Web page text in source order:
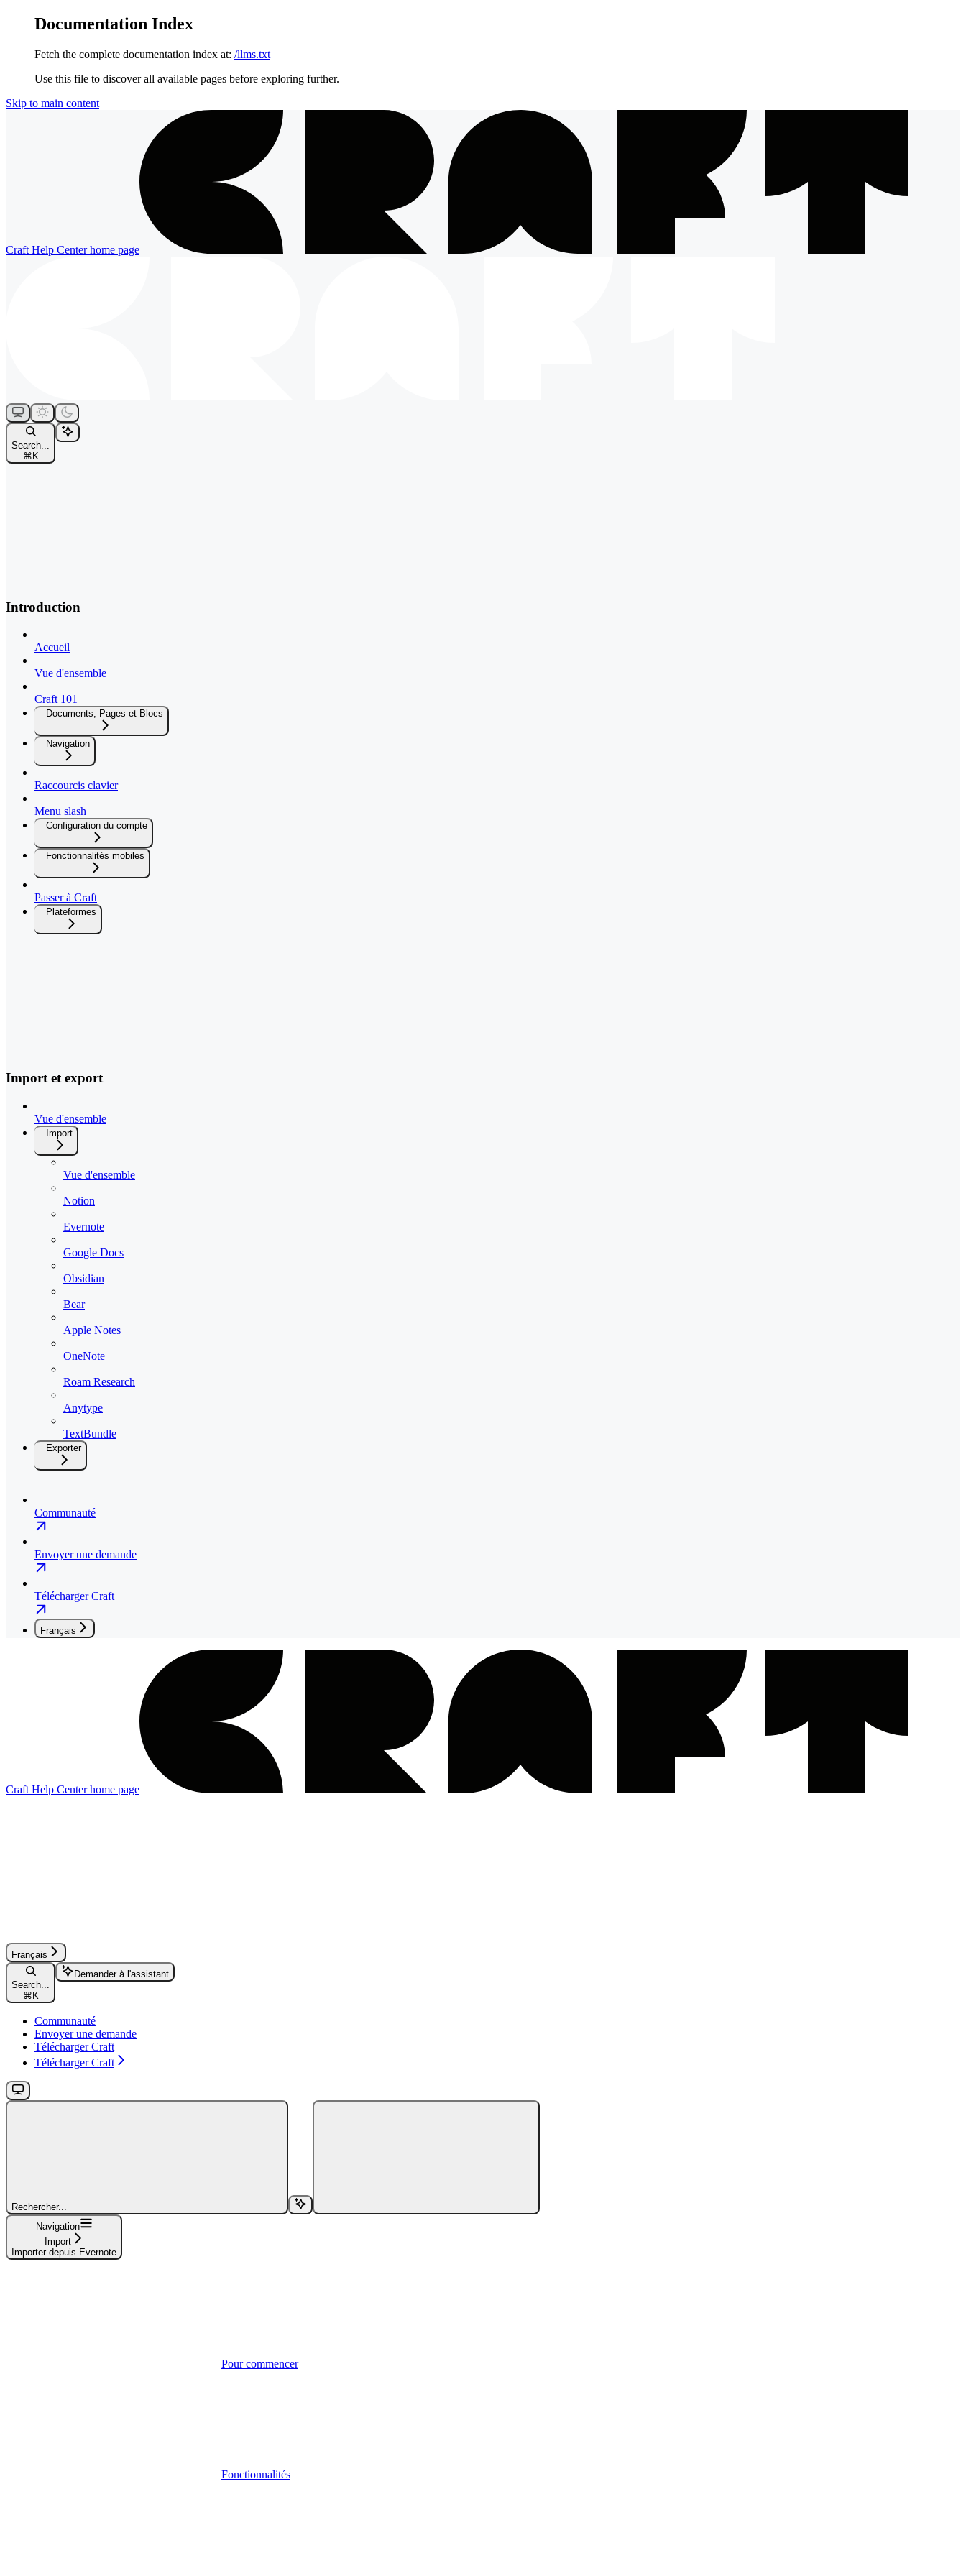
Documentation Index
Fetch the complete documentation index at: /llms.txt
Use this file to discover all available pages before exploring further.
Skip to main content
Craft Help Centerhome page
Search...
⌘ K
Introduction
Accueil
Vue d'ensemble
Craft 101
Documents, Pages et Blocs
Navigation
Raccourcis clavier
Menu slash
Configuration du compte
Fonctionnalités mobiles
Passer à Craft
Plateformes
Import et export
Vue d'ensemble
Import
Vue d'ensemble
Notion
Evernote
Google Docs
Obsidian
Bear
Apple Notes
OneNote
Roam Research
Anytype
TextBundle
Exporter
Communauté
Envoyer une demande
Télécharger Craft
Français
Craft Help Centerhome page
Français
Search...
⌘K
Demander à l'assistant
Communauté
Envoyer une demande
Télécharger Craft
Télécharger Craft
Rechercher...
Navigation
Import
Importer depuis Evernote
Pour commencer
Fonctionnalités